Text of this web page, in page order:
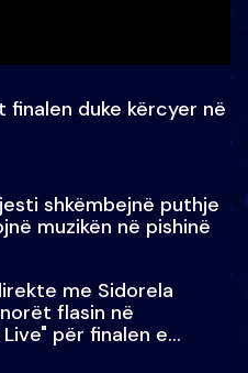
finalen duke kërcyer në
shkëmbejnë puthje
muzikën në pishinë
me Sidorela
flasin në
për finalen e